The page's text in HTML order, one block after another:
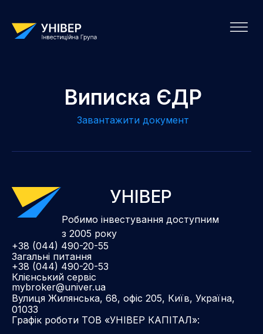
Виписка ЄДР
Завантажити документ
УНІВЕР
Робимо інвестування доступним
з 2005 року
+38 (044) 490-20-55
Загальні питання
+38 (044) 490-20-53
Клієнський сервіс
mybroker@univer.ua
Вулиця Жилянська, 68, офіс 205, Київ, Україна,
01033
Графік роботи ТОВ «УНІВЕР КАПІТАЛ»: